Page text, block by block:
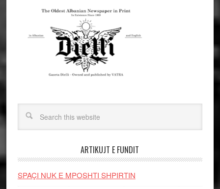
ARTIKUJT E FUNDIT
SPAÇI NUK E MPOSHTI SHPIRTIN